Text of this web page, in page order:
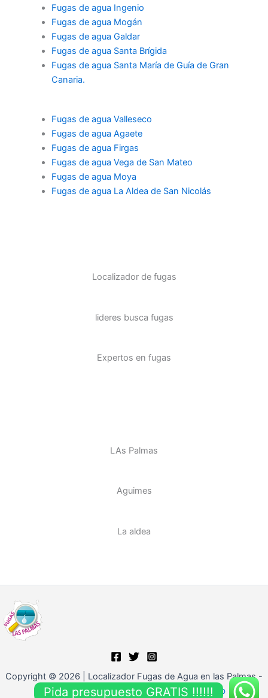
Fugas de agua Ingenio
Fugas de agua Mogán
Fugas de agua Galdar
Fugas de agua Santa Brígida
Fugas de agua Santa María de Guía de Gran
Canaria.
Fugas de agua Valleseco
Fugas de agua Agaete
Fugas de agua Firgas
Fugas de agua Vega de San Mateo
Fugas de agua Moya
Fugas de agua La Aldea de San Nicolás
Localizador de fugas
lideres busca fugas
Expertos en fugas
LAs Palmas
Aguimes
La aldea
Copyright © 2026 | Localizador Fugas de Agua en las Palmas -
Fugaslaspalmas.com |Marketing y Seo Web
Pida presupuesto GRATIS !!!!!!